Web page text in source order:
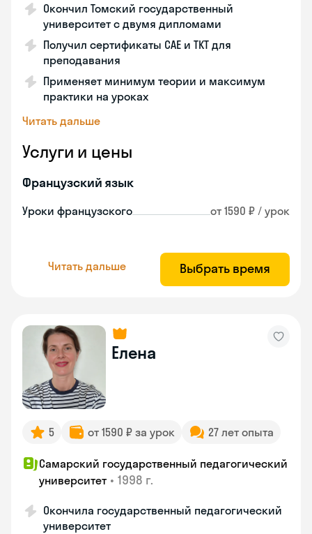
Окончил Томский государственный
университет с двумя дипломами
Получил сертификаты CAE и TKT для
преподавания
Применяет минимум теории и максимум
практики на уроках
Читать дальше
Услуги и цены
Французский язык
Уроки французского от 1590 ₽ / урок
Читать дальше Выбрать время
Елена
5 от 1590 ₽ за урок 27 лет опыта
Самарский государственный педагогический
университет • 1998 г.
Окончила государственный педагогический
университет